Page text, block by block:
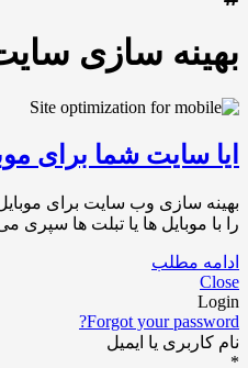
بهینه سازی
ایا سایت شما برای
بهینه سازی وب سایت برای
را با موبایل ها یا تبلت ها
ادامه مطلب
Close
Login
Forgot your password?
نام کاربری یا ایمیل
*